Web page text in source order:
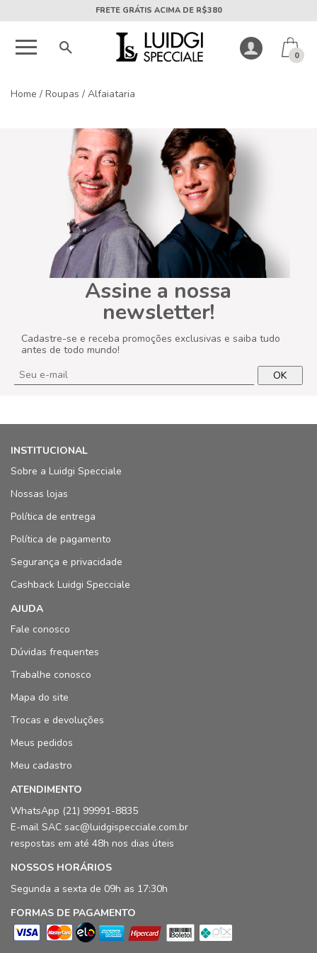
FRETE GRÁTIS ACIMA DE R$380
0
Home / Roupas / Alfaiataria
Assine a nossa
newsletter!
Cadastre-se e receba promoções exclusivas e saiba tudo
antes de todo mundo!
OK
INSTITUCIONAL
Sobre a Luidgi Specciale
Nossas lojas
Política de entrega
Política de pagamento
Segurança e privacidade
Cashback Luidgi Specciale
AJUDA
Fale conosco
Dúvidas frequentes
Trabalhe conosco
Mapa do site
Trocas e devoluções
Meus pedidos
Meu cadastro
ATENDIMENTO
WhatsApp (21) 99991-8835
E-mail SAC sac@luidgispecciale.com.br
respostas em até 48h nos dias úteis
NOSSOS HORÁRIOS
Segunda a sexta de 09h as 17:30h
FORMAS DE PAGAMENTO